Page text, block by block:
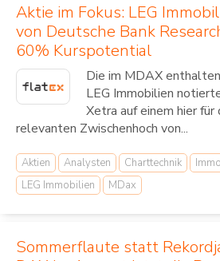
Aktie im Fokus: LEG
von Deutsche Bank
60% Kurspotential
Die im MDAX
LEG Immobilien
Xetra auf einem hier für
relevanten Zwischenhoch von...
Aktien Analysten Charttechnik
LEG Immobilien
MDax
Sommerflaute statt